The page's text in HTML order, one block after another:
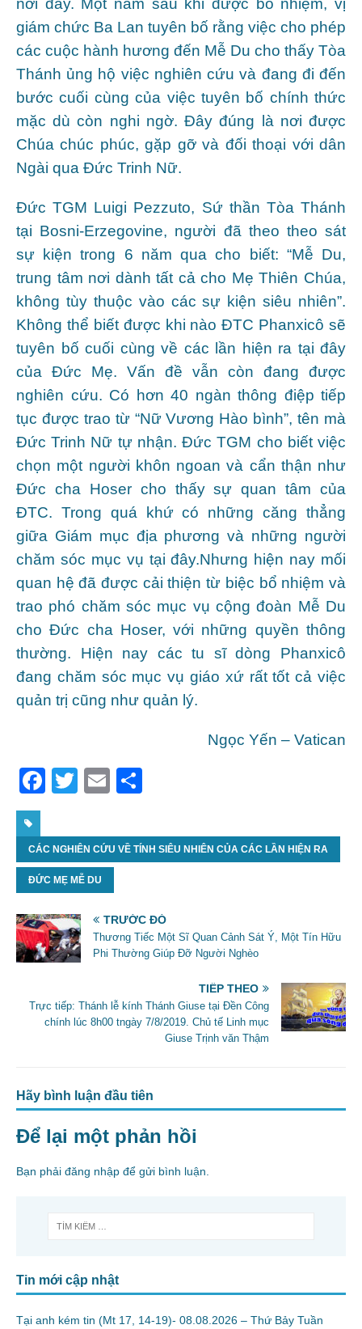
giám chức Ba Lan tuyên bố rằng việc cho phép
các cuộc hành hương đến Mễ Du cho thấy Tòa
Thánh ủng hộ việc nghiên cứu và đang đi đến
bước cuối cùng của việc tuyên bố chính thức
mặc dù còn nghi ngờ. Đây đúng là nơi được
Chúa chúc phúc, gặp gỡ và đối thoại với dân
Ngài qua Đức Trinh Nữ.
Đức TGM Luigi Pezzuto, Sứ thần Tòa Thánh
tại Bosni-Erzegovine, người đã theo theo sát
sự kiện trong 6 năm qua cho biết: “Mễ Du,
trung tâm nơi dành tất cả cho Mẹ Thiên Chúa,
không tùy thuộc vào các sự kiện siêu nhiên”.
Không thể biết được khi nào ĐTC Phanxicô sẽ
tuyên bố cuối cùng về các lần hiện ra tại đây
của Đức Mẹ. Vấn đề vẫn còn đang được
nghiên cứu. Có hơn 40 ngàn thông điệp tiếp
tục được trao từ “Nữ Vương Hào bình”, tên mà
Đức Trinh Nữ tự nhận. Đức TGM cho biết việc
chọn một người khôn ngoan và cẩn thận như
Đức cha Hoser cho thấy sự quan tâm của
ĐTC. Trong quá khứ có những căng thẳng
giữa Giám mục địa phương và những người
chăm sóc mục vụ tại đây.Nhưng hiện nay mối
quan hệ đã được cải thiện từ biệc bổ nhiệm và
trao phó chăm sóc mục vụ cộng đoàn Mễ Du
cho Đức cha Hoser, với những quyền thông
thường. Hiện nay các tu sĩ dòng Phanxicô
đang chăm sóc mục vụ giáo xứ rất tốt cả việc
quản trị cũng như quản lý.
Ngọc Yến – Vatican
F
c
e
b
o
o
k
T
itt
er
E
ai
l
ar
e
CÁC NGHIÊN CỨU VỀ TÍNH SIÊU NHIÊN CỦA CÁC LẦN HIỆN RA
ĐỨC MẸ MỄ DU
TRƯỚC ĐÓ
Thương Tiếc Một Sĩ Quan Cảnh Sát Ý, Một Tín Hữu
Phi Thường Giúp Đỡ Người Nghèo
TIẾP THEO
Trực tiếp: Thánh lễ kính Thánh Giuse tại Đền Công
chính lúc 8h00 tngày 7/8/2019. Chủ tế Linh mục
Giuse Trịnh văn Thậm
Hãy bình luận đầu tiên
Để lại một phản hồi
Bạn phải đăng nhập để gửi bình luận.
Tin mới cập nhật
Tại anh kém tin (Mt 17, 14-19)- 08.08.2026 – Thứ Bảy Tuần